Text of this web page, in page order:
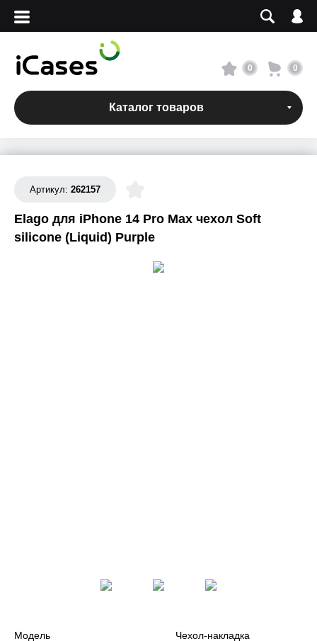
Вход
Сервисный центр
О магазине
Вакансии
0 0
Каталог товаров
Артикул: 262157
Elago для iPhone 14 Pro Max чехол Soft
silicone (Liquid) Purple
Модель
Чехол-накладка